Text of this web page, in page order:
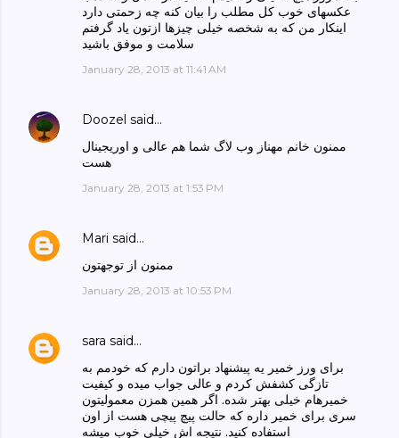
عکسهای خوب کل مطلب را بیان کنه چه زحمتی دارد
اینکار من که به شخصه خیلی چیزها ازتون یاد گرفتم
سلامت و موفق باشید
January 28, 2013 at 11:41 AM
Doozel said…
ممنون خانم مهناز وب لاگ شما هم عالی و اوریجینال
هست
January 28, 2013 at 1:53 PM
Mari said…
ممنون از توجهتون
January 28, 2013 at 10:53 PM
sara said…
برای ورز خمیر یه پیشنهاد براتون دارم که خودمم به
تازگی کشفش کردم و عالی جواب میده و کیفیت
خمیرهام خیلی بهتر شده. اگر همین همزن معمولیتون
سری برای خمیر داره که حالت پیچ پیچی هست از اون
استفاده کنید. نتیجه اش خیلی خوب میشه